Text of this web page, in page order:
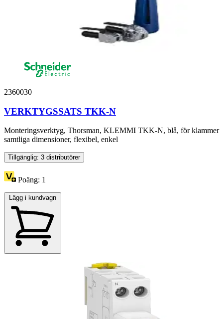
2360030
VERKTYGSSATS TKK-N
Monteringsverktyg, Thorsman, KLEMMI TKK-N, blå, för klammer
samtliga dimensioner, flexibel, enkel
Tillgänglig: 3 distributörer
Poäng: 1
Lägg i kundvagn